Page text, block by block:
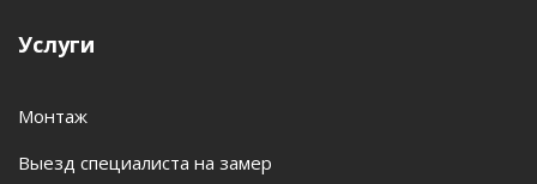
Услуги
Монтаж
Выезд специалиста на замер